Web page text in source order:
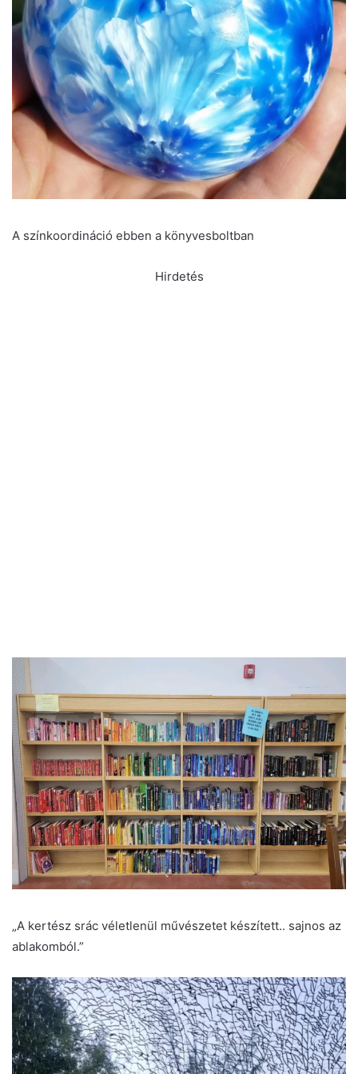
A színkoordináció ebben a könyvesboltban
Hirdetés
„A kertész srác véletlenül művészetet készített.. sajnos az
ablakomból.”